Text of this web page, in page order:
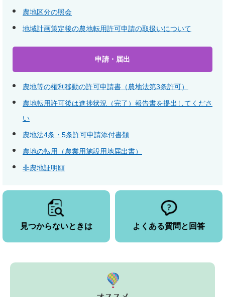
農地区分の照会
地域計画策定後の農地転用許可申請の取扱いについて
申請・届出
農地等の権利移動の許可申請書（農地法第3条許可）
農地転用許可後は進捗状況（完了）報告書を提出してくださ
い
農地法4条・5条許可申請添付書類
農地の転用（農業用施設用地届出書）
非農地証明願
見つからないときは よくある質問と回答